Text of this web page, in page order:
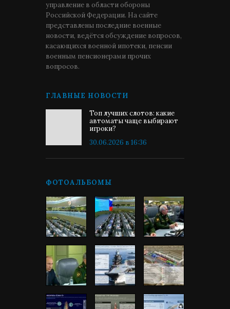
управление в области обороны
Российской Федерации. На сайте
представлены последние военные
новости, ведётся обсуждение вопросов,
касающихся военной ипотеки, пенсии
военным пенсионерами прочих
вопросов.
ГЛАВНЫЕ НОВОСТИ
Топ лучших слотов: какие
автоматы чаще выбирают
игроки?
30.06.2026 в 16:36
ФОТОАЛЬБОМЫ